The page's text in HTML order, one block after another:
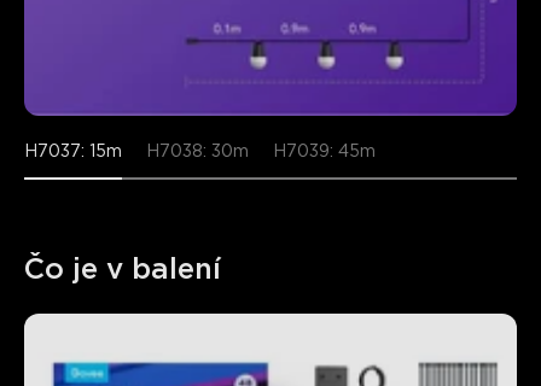
H7037: 15m H7038: 30m H7039: 45m
Čo je v balení